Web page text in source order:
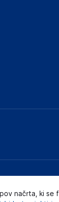
načrta, ki se